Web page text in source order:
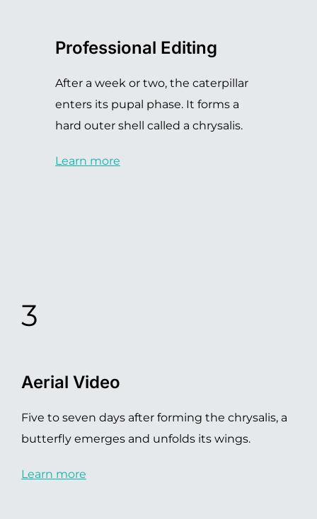
Professional Editing
After a week or two, the caterpillar
enters its pupal phase. It forms a
hard outer shell called a chrysalis.
Learn more
3
Aerial Video
Five to seven days after forming the chrysalis, a
butterfly emerges and unfolds its wings.
Learn more